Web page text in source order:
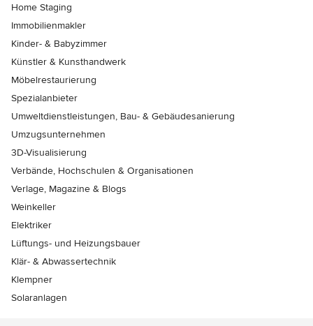
Home Staging
Immobilienmakler
Kinder- & Babyzimmer
Künstler & Kunsthandwerk
Möbelrestaurierung
Spezialanbieter
Umweltdienstleistungen, Bau- & Gebäudesanierung
Umzugsunternehmen
3D-Visualisierung
Verbände, Hochschulen & Organisationen
Verlage, Magazine & Blogs
Weinkeller
Elektriker
Lüftungs- und Heizungsbauer
Klär- & Abwassertechnik
Klempner
Solaranlagen